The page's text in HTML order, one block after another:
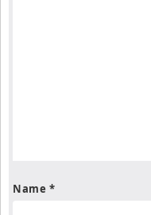
Name *